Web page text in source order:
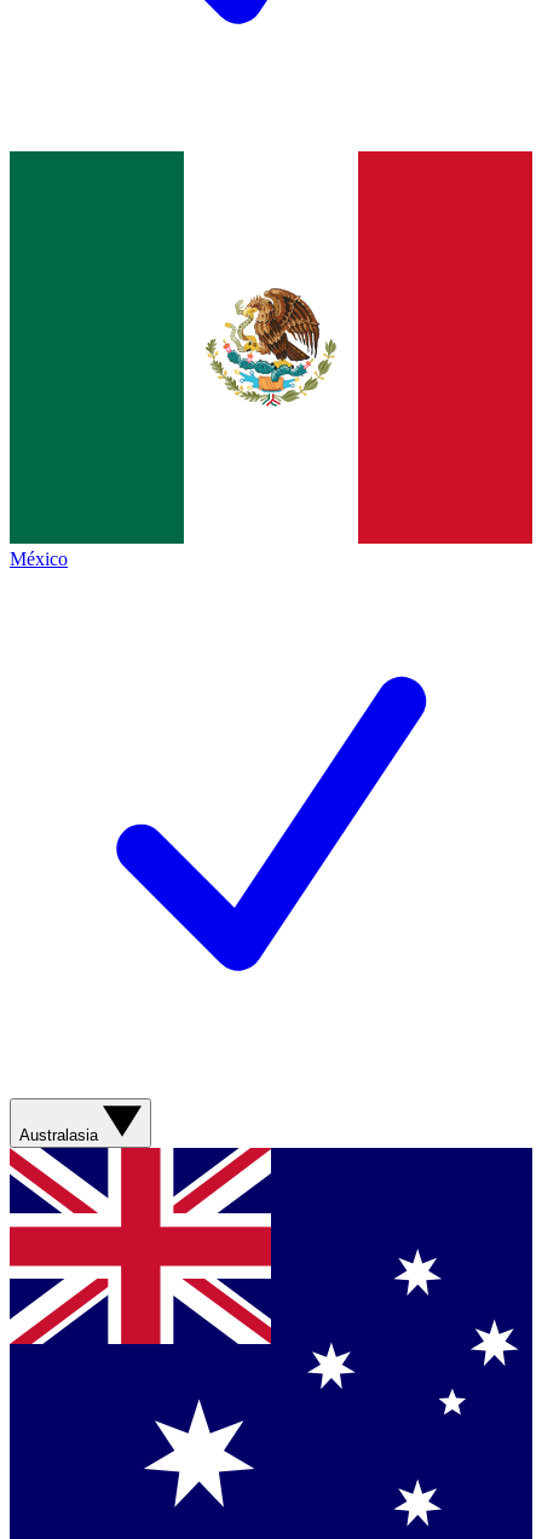
México
Australasia